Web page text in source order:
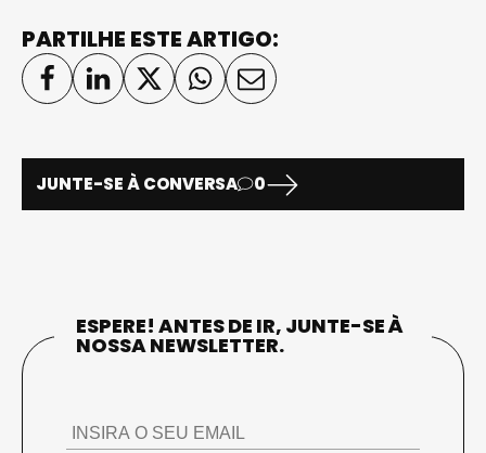
PARTILHE ESTE ARTIGO:
JUNTE-SE À CONVERSA 0
ESPERE! ANTES DE IR, JUNTE-SE À
NOSSA NEWSLETTER.